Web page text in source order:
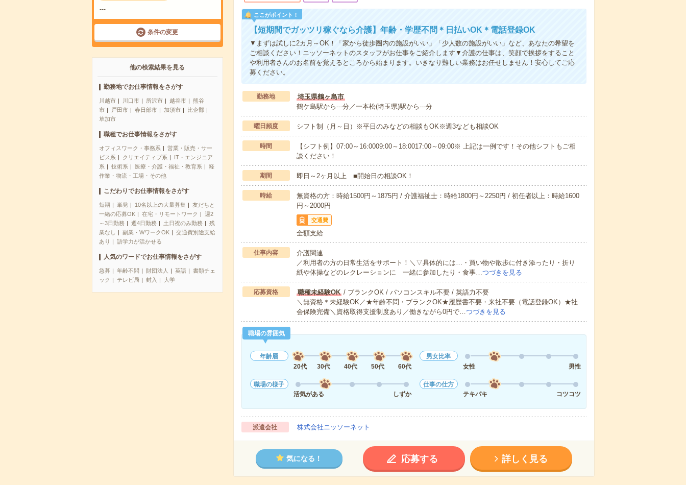
---
条件の変更
他の検索結果を見る
勤務地でお仕事情報をさがす
川越市 川口市 所沢市 越谷市
熊谷
市
戸田市 春日部市 加須市
比企郡
草加市
職種でお仕事情報をさがす
オフィスワーク・事務系
営業・販売・サー
ビス系
クリエイティブ系
IT・エンジニア
系
技術系 医療・介護・福祉・教育系
軽
作業・物流・工場・その他
こだわりでお仕事情報をさがす
短期 単発 10名以上の大量募集
友だちと
一緒の応募OK
在宅・リモートワーク
週2
～3日勤務
週4日勤務 土日祝のみ勤務
残
業なし
副業・WワークOK
交通費別途支給
あり
語学力が活かせる
人気のワードでお仕事情報をさがす
急募 年齢不問 財団法人 英語
書類チェ
ック
テレビ局 封入 大学
ここがポイント！
【短期間でガッツリ稼ぐなら介護】年齢・学歴不問＊日払いOK＊電話登録OK
▼まずは試しに2カ月～OK！「家から徒歩圏内の施設がいい」「少人数の施設がいい」など、あなたの希望を
ご相談ください！ニッソーネットのスタッフがお仕事をご紹介します▼介護の仕事は、笑顔で挨拶をすること
や利用者さんのお名前を覚えるところから始まります。いきなり難しい業務はお任せしません！安心してご応
募ください。
勤務地
埼玉県鶴ヶ島市
鶴ケ島駅から---分／一本松(埼玉県)駅から---分
曜日頻度 シフト制（月～日）※平日のみなどの相談もOK※週3なども相談OK
時間
【シフト例】07:00～16:0009:00～18:0017:00～09:00※ 上記は一例です！その他シフトもご相
談ください！
期間 即日～2ヶ月以上 ■開始日の相談OK！
時給
無資格の方：時給1500円～1875円 / 介護福祉士：時給1800円～2250円 / 初任者以上：時給1600
円～2000円
交通費
全額支給
仕事内容
介護関連
／利用者の方の日常生活をサポート！＼▽具体的には…・買い物や散歩に付き添ったり・折り
紙や体操などのレクレーションに 一緒に参加したり・食事…つづきを見る
応募資格 職種未経験OK/ ブランクOK / パソコンスキル不要 / 英語力不要
＼無資格＊未経験OK／★年齢不問・ブランクOK★履歴書不要・来社不要（電話登録OK）★社
会保険完備＼資格取得支援制度あり／働きながら0円で…つづきを見る
職場の雰囲気
年齢層
20代
30代 40代 50代 60代
男女比率
女性
男性
職場の様子
活気がある
しずか
仕事の仕方
テキパキ
コツコツ
派遣会社 株式会社ニッソーネット
気になる！ 応募する 詳しく見る